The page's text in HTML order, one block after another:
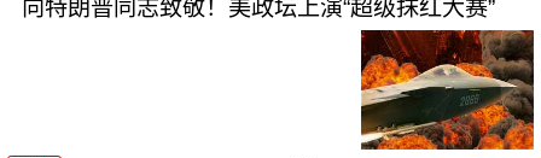
向特朗普同志致敬！美政坛上演“超级抹红大赛”